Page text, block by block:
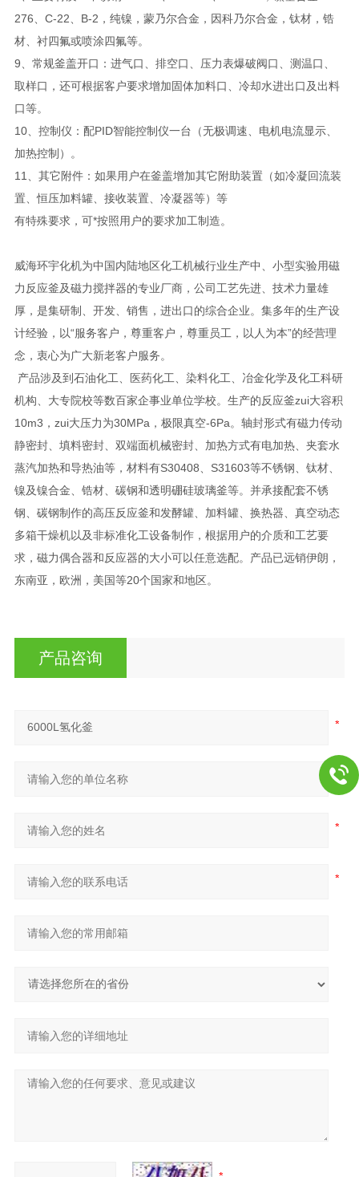
276、C-22、B-2，纯镍，蒙乃尔合金，因科乃尔合金，钛材，锆
材、衬四氟或喷涂四氟等。
9、常规釜盖开口：进气口、排空口、压力表爆破阀口、测温口、
取样口，还可根据客户要求增加固体加料口、冷却水进出口及出料
口等。
10、控制仪：配PID智能控制仪一台（无极调速、电机电流显示、
加热控制）。
11、其它附件：如果用户在釜盖增加其它附助装置（如冷凝回流装
置、恒压加料罐、接收装置、冷凝器等）等
有特殊要求，可*按照用户的要求加工制造。
威海环宇化机为中国内陆地区化工机械行业生产中、小型实验用磁
力反应釜及磁力搅拌器的专业厂商，公司工艺先进、技术力量雄
厚，是集研制、开发、销售，进出口的综合企业。集多年的生产设
计经验，以“服务客户，尊重客户，尊重员工，以人为本”的经营理
念，衷心为广大新老客户服务。
产品涉及到石油化工、医药化工、染料化工、冶金化学及化工科研
机构、大专院校等数百家企事业单位学校。生产的反应釜zui大容积
10m3，zui大压力为30MPa，极限真空-6Pa。轴封形式有磁力传动
静密封、填料密封、双端面机械密封、加热方式有电加热、夹套水
蒸汽加热和导热油等，材料有S30408、S31603等不锈钢、钛材、
镍及镍合金、锆材、碳钢和透明硼硅玻璃釜等。并承接配套不锈
钢、碳钢制作的高压反应釜和发酵罐、加料罐、换热器、真空动态
多箱干燥机以及非标准化工设备制作，根据用户的介质和工艺要
求，磁力偶合器和反应器的大小可以任意选配。产品已远销伊朗，
东南亚，欧洲，美国等20个国家和地区。
产品咨询